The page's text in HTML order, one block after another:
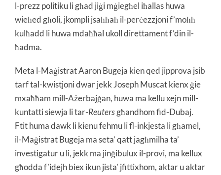
l-prezz politiku li għad jiġi mġiegħel iħallas huwa
wieħed għoli, jkompli jsaħħaħ il-perċezzjoni f’moħħ
kulħadd li huwa mdaħħal ukoll direttament f’din il-
ħadma.
Meta l-Maġistrat Aaron Bugeja kien qed jipprova jsib
tarf tal-kwistjoni dwar jekk Joseph Muscat kienx ġie
mxaħħam mill-Ażerbajġan, huwa ma kellu xejn mill-
kuntatti siewja li tar-Reutersgħandhom fid-Dubaj.
Ftit huma dawk li kienu fehmu li fl-inkjesta li għamel,
il-Maġistrat Bugeja ma seta’ qatt jagħmilha ta’
investigatur u li, jekk ma jinġibulux il-provi, ma kellux
għodda f’idejh biex ikun jista’ jfittixhom, aktar u aktar